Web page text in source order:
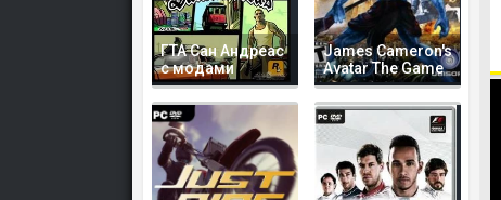
ГТА Сан Андреас
с модами
James Cameron's
Avatar The Game